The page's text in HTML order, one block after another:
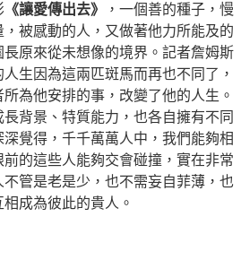
《讓愛傳出去》
，一個善的種子，慢
被感動的人，又做著他力所能及的
原來從未想像的境界。記者詹姆斯
生因為這兩匹斑馬而再也不同了，
為他安排的事，改變了他的人生。
背景、特質能力，也各自擁有不同
覺得，千千萬萬人中，我們能夠相
的這些人能夠交會碰撞，實在非常
管是老是少，也不需妄自菲薄，也
成為彼此的貴人。